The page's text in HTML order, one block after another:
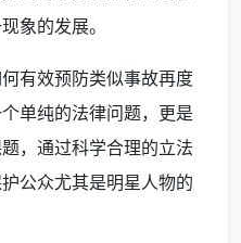
象的发展。
有效预防类似事故再度
单纯的法律问题，更是
，通过科学合理的立法
公众尤其是明星人物的